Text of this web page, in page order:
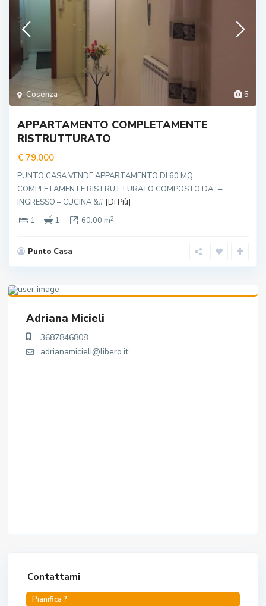
5
Cosenza
APPARTAMENTO COMPLETAMENTE
RISTRUTTURATO
€ 79,000
PUNTO CASA VENDE APPARTAMENTO DI 60 MQ
COMPLETAMENTE RISTRUTTURATO COMPOSTO DA : –
INGRESSO – CUCINA &# [Di Più]
1
1 60.00 m2
Punto Casa
Adriana Micieli
3687846808
adrianamicieli@libero.it
Contattami
Pianifica ?